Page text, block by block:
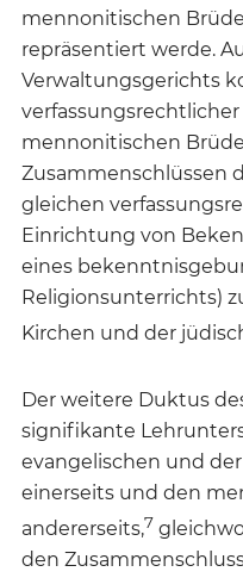
mennonitischen
repräsentiert werde.
Verwaltungsgerichts
mennonitischen
Zusammenschlüssen
gleichen
Einrichtung von
eines
Religionsunterrichts)
Kirchen und der
Der weitere Duktus
signifikante
evangelischen und
einerseits und den
andererseits,7
den